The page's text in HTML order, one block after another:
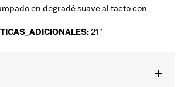
en degradé suave al tacto con
:21"